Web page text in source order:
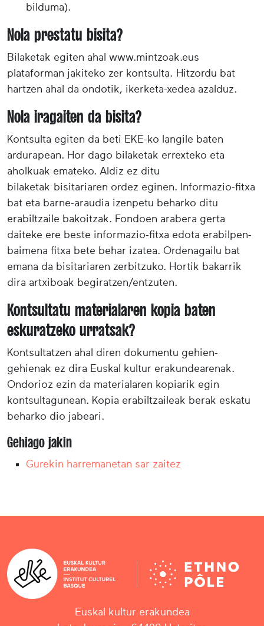
bilduma).
Nola prestatu bisita?
Bilaketak egiten ahal www.mintzoak.eus
plataforman jakiteko zer kontsulta. Hitzordu bat
hartzen ahal da ondotik, ikerketa-xedea azalduz.
Nola iragaiten da bisita?
Kontsulta egiten da beti EKE-ko langile baten
ardurapean. Hor dago bilaketak errexteko eta
aholkuak emateko. Aldiz ez ditu
bilaketak bisitariaren ordez eginen. Informazio-fitxa
bat eta barne-araudia izenpetu beharko ditu
erabiltzaile bakoitzak. Fondoen arabera gerta
daiteke ere beste informazio-fitxa edota erabilpen-
baimena fitxa bete behar izatea. Ordenagailu bat
emana da bisitariaren zerbitzuko. Hortik bakarrik
dira artxiboak begiratzen/entzuten.
Kontsultatu materialaren kopia baten
eskuratzeko urratsak?
Kontsultatzen ahal diren dokumentu gehien-
gehienak ez dira Euskal kultur erakundearenak.
Ondorioz ezin da materialaren kopiarik egin
kontsultagunean. Kopia erabiltzaileak berak eskatu
beharko dio jabeari.
Gehiago jakin
Gurekin harremanetan sar zaitez
Euskal kultur erakundea